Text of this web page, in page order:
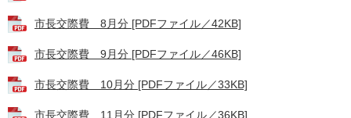
市長交際費 8月分 [PDFファイル／42KB]
市長交際費 9月分 [PDFファイル／46KB]
市長交際費 10月分 [PDFファイル／33KB]
市長交際費 11月分 [PDFファイル／36KB]